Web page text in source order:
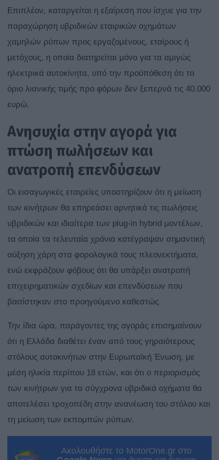
Επιπλέον, καταργείται η εξαίρεση που ίσχυε για την
παραχώρηση υβριδικών εταιρικών οχημάτων
χαμηλών ρύπων προς εργαζομένους, εταίρους ή
μετόχους, η οποία διατηρείται μόνο για τα αμιγώς
ηλεκτρικά αυτοκίνητα, υπό την προϋπόθεση ότι το
όριο λιανικής τιμής προ φόρων δεν ξεπερνά τις 40.000
ευρώ.
Ανησυχία στην αγορά για
πτώση πωλήσεων και
ανατροπή επενδύσεων
Οι εισαγωγικές εταιρείες υποστηρίζουν ότι η μείωση
των κινήτρων θα επηρεάσει αρνητικά τις πωλήσεις
υβριδικών και ιδιαίτερα των plug-in hybrid μοντέλων,
τα οποία τα τελευταία χρόνια κατέγραψαν σημαντική
αύξηση χάρη στα φορολογικά τους πλεονεκτήματα,
ενώ εκφράζουν φόβους ότι θα υπάρξει ανατροπή
επιχειρηματικών σχεδίων και επενδύσεων που
βασίστηκαν στο προηγούμενο καθεστώς.
Την ίδια ώρα, παράγοντες της αγοράς επισημαίνουν
ότι η Ελλάδα διαθέτει έναν από τους γηραιότερους
στόλους αυτοκινήτων στην Ευρωπαϊκή Ένωση, με
μέση ηλικία περίπου 18 ετών, και ότι ο περιορισμός
των κινήτρων για τα σύγχρονα υβριδικά οχήματα θα
αποτελέσει τροχοπέδη στην ανανέωση του στόλου και
τη μείωση των εκπομπών ρύπων.
Ακολουθήστε το MotorOne.gr στο